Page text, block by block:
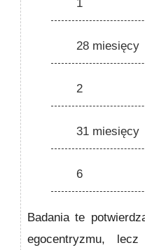
1
28 miesięcy
2
31 miesięcy
6
Badania te
egocen­tryzmu,